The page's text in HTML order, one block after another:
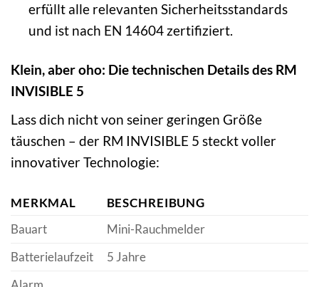
erfüllt alle relevanten Sicherheitsstandards
und ist nach EN 14604 zertifiziert.
Klein, aber oho: Die technischen Details des RM
INVISIBLE 5
Lass dich nicht von seiner geringen Größe
täuschen – der RM INVISIBLE 5 steckt voller
innovativer Technologie:
MERKMAL
BESCHREIBUNG
Bauart
Mini-Rauchmelder
Batterielaufzeit
5 Jahre